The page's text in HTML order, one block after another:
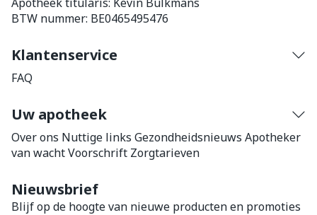
BTW nummer: BE0465495476
Klantenservice
FAQ
Uw apotheek
Over ons Nuttige links Gezondheidsnieuws Apotheker
van wachtVoorschrift Zorgtarieven
Nieuwsbrief
Blijf op de hoogte van nieuwe producten en promoties